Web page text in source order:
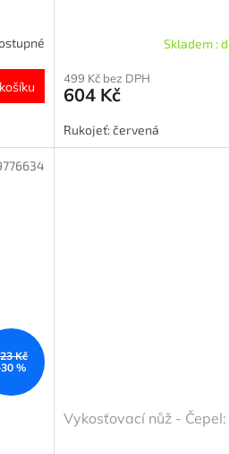
Skladem :
499 Kč bez DPH
604 Kč
Rukojeť: červená
Kč
%
Vykosťovací nůž -